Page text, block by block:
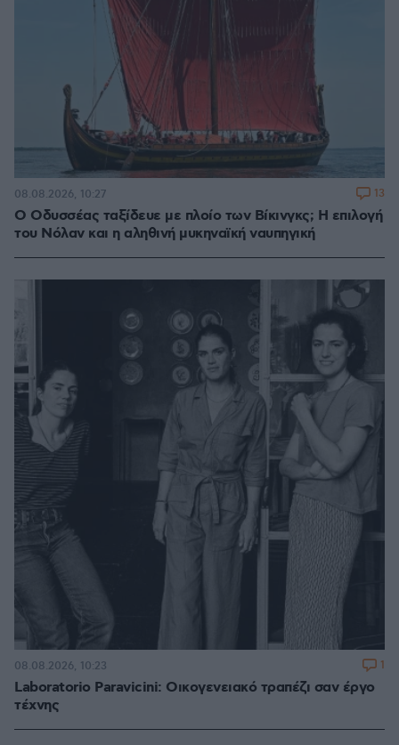
Ο Οδυσσέας ταξίδευε με πλοίο των Βίκινγκς; Η επιλογή
του Νόλαν και η αληθινή μυκηναϊκή ναυπηγική
08.08.2026, 10:27 13
Laboratorio Paravicini: Οικογενειακό τραπέζι σαν έργο
τέχνης
08.08.2026, 10:23 1